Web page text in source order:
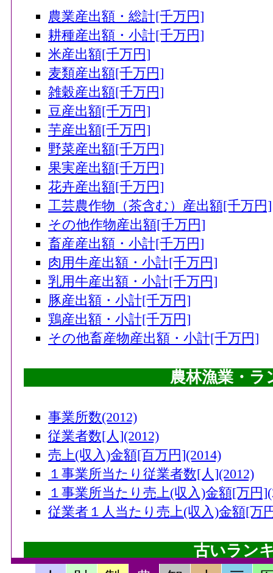
87
郡山市(福島県)
87
深谷市(埼玉県)
87
松阪市(三重県)
87
庄原市(広島県)
91
長崎市(長崎県)
92
松山市(愛媛県)
92
今治市(愛媛県)
92
唐津市(佐賀県)
95
中札内村(北海道)
95
大崎市(宮城県)
95
三次市(広島県)
98
仙台市(宮城県)
98
由利本荘市(秋田県)
98
南砺市(富山県)
98
豊田市(愛知県)
104
鳥取市(鳥取県)
104
曽於市(鹿児島県)
107
大空町(北海道)
107
幕別町(北海道)
107
十和田市(青森県)
107
稲沢市(愛知県)
農業産出額・総計[千万円]
耕種産出額・小計[千万円]
米産出額[千万円]
麦類産出額[千万円]
雑穀産出額[千万円]
豆産出額[千万円]
芋産出額[千万円]
野菜産出額[千万円]
果実産出額[千万円]
花卉産出額[千万円]
工芸農作物（茶含む）産出額[千万円]
その他作物産出額[千万円]
畜産産出額・小計[千万円]
肉用牛産出額・小計[千万円]
乳用牛産出額・小計[千万円]
豚産出額・小計[千万円]
鶏産出額・小計[千万円]
その他畜産物産出額・小計[千万円]
農林漁業・ラ
事業所数(2012)
従業者数[人](2012)
売上(収入)金額[百万円](2014)
１事業所当たり従業者数[人](2012)
１事業所当たり売上(収入)金額[万円
従業者１人当たり売上(収入)金額[万
古いラン